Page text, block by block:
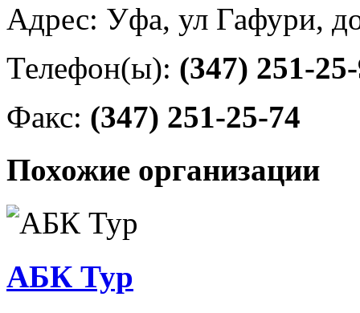
Адрес: Уфа, ул Гафури,
Телефон(ы): (347) 251-
Факс: (347) 251-25-74
Похожие организации
АБК Тур